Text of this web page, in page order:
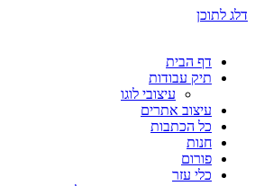
דלג לתוכן
דף הבית
תיק עבודות
עיצובי לוגו
עיצוב אתרים
כל הכתבות
חנות
פורום
כלי עזר